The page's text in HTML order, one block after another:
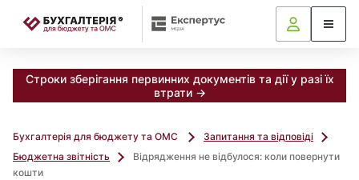
Строки зберігання первинних документів та дії у разі їх
втрати →
Бухгалтерія для бюджету та ОМС
Запитання та відповіді
Бюджетна звітність
Відрядження не відбулося: коли повернути
кошти